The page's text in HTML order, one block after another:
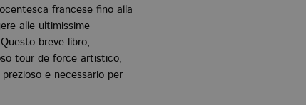
francese fino alla
alle ultimissime
breve libro,
tour de force artistico,
e necessario per